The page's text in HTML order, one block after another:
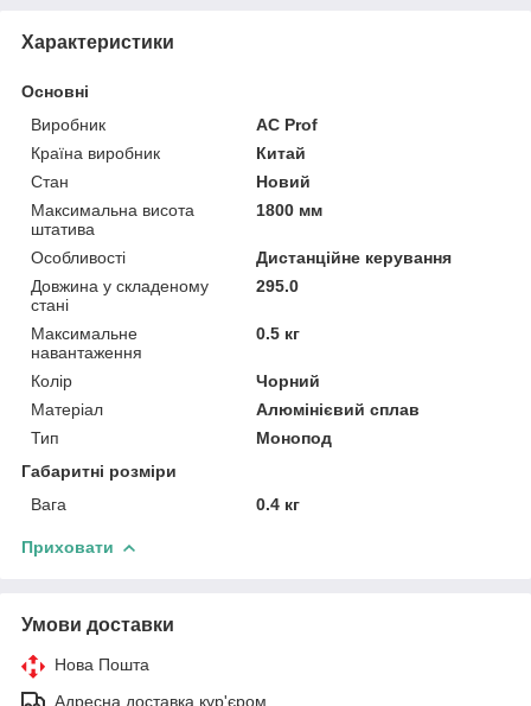
Характеристики
Основні
Виробник
AC Prof
Країна виробник
Китай
Стан
Новий
Максимальна висота
штатива
1800 мм
Особливості
Дистанційне керування
Довжина у складеному
стані
295.0
Максимальне
навантаження
0.5 кг
Колір
Чорний
Матеріал
Алюмінієвий сплав
Тип
Монопод
Габаритні розміри
Вага
0.4 кг
Приховати
Умови доставки
Нова Пошта
Адресна доставка кур'єром